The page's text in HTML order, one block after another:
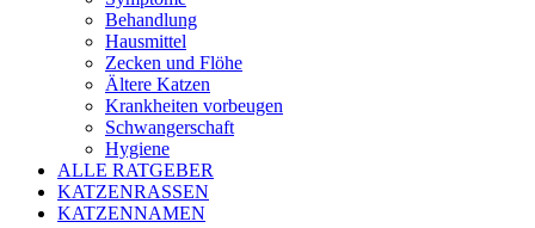
Behandlung
Hausmittel
Zecken und Flöhe
Ältere Katzen
Krankheiten vorbeugen
Schwangerschaft
Hygiene
ALLE RATGEBER
KATZENRASSEN
KATZENNAMEN